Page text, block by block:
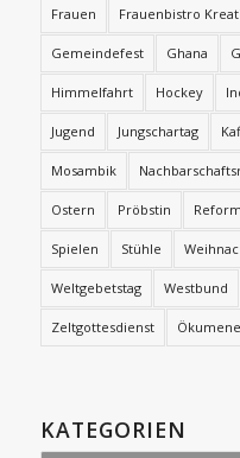
Frauen Frauenbistro
Gemeindefest Ghana
Himmelfahrt Hockey
Jugend Jungschartag
Mosambik
Ostern Pröbstin
Spielen Stühle
Weltgebetstag Westbund
Zeltgottesdienst Ökumene
KATEGORIEN